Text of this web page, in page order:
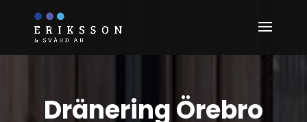
Dränering Örebro